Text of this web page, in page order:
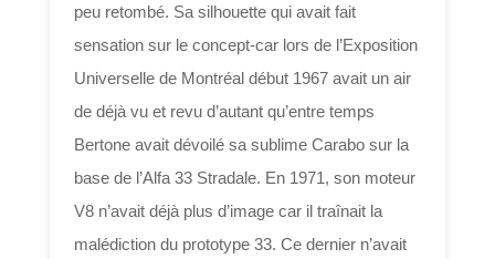
peu retombé. Sa silhouette qui avait fait
sensation sur le concept-car lors de l’Exposition
Universelle de Montréal début 1967 avait un air
de déjà vu et revu d’autant qu’entre temps
Bertone avait dévoilé sa sublime Carabo sur la
base de l’Alfa 33 Stradale. En 1971, son moteur
V8 n’avait déjà plus d’image car il traînait la
malédiction du prototype 33. Ce dernier n’avait